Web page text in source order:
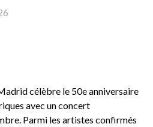
célèbre le 50e anniversaire
avec un concert
Parmi les artistes confirmés